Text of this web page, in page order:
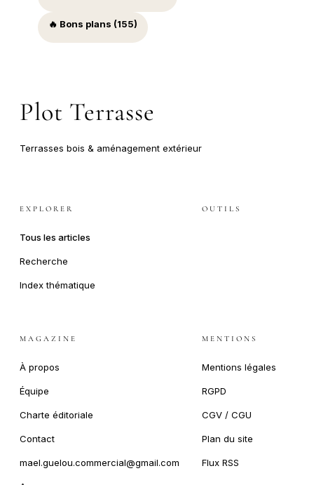
🔥 Bons plans (155)
Plot Terrasse
Terrasses bois & aménagement extérieur
EXPLORER
Tous les articles
Recherche
Index thématique
OUTILS
MAGAZINE
À propos
Équipe
Charte éditoriale
Contact
mael.guelou.commercial@gmail.com
MENTIONS
Mentions légales
RGPD
CGV / CGU
Plan du site
Flux RSS